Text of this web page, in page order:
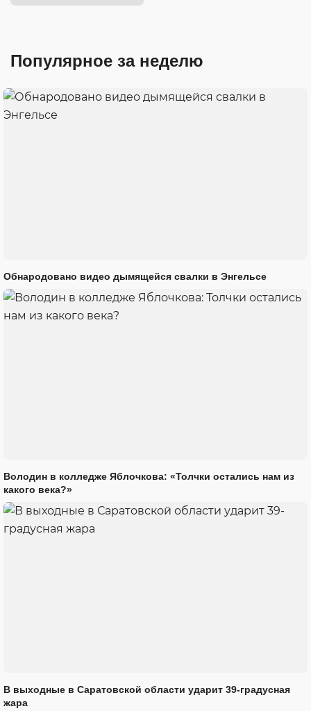
Популярное за неделю
Обнародовано видео дымящейся свалки в Энгельсе
Володин в колледже Яблочкова: «Толчки остались нам из
какого века?»
В выходные в Саратовской области ударит 39-градусная
жара